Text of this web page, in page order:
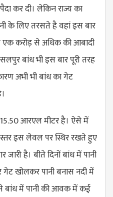
कर दी। लेकिन राज्य का
के लिए तरसते है वहां इस बार
करोड़ से अधिक की आबादी
बांध भी इस बार पूरी तरह
अभी भी बांध का गेट
आरएल मीटर है। ऐसे में
इस लेवल पर स्थिर रखते हुए
जारी है। बीते दिनों बांध में पानी
खोलकर पानी बनास नदी में
बांध में पानी की आवक में कई